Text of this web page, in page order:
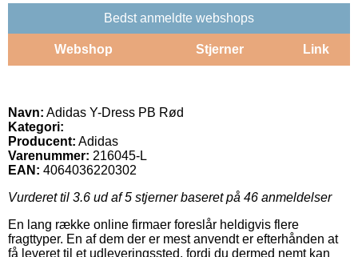
Bedst anmeldte webshops
Webshop Stjerner Link
Navn: Adidas Y-Dress PB Rød
Kategori:
Producent: Adidas
Varenummer: 216045-L
EAN: 4064036220302
Vurderet til 3.6 ud af 5 stjerner baseret på 46 anmeldelser
En lang række online firmaer foreslår heldigvis flere
fragttyper. En af dem der er mest anvendt er efterhånden at
få leveret til et udleveringssted, fordi du dermed nemt kan